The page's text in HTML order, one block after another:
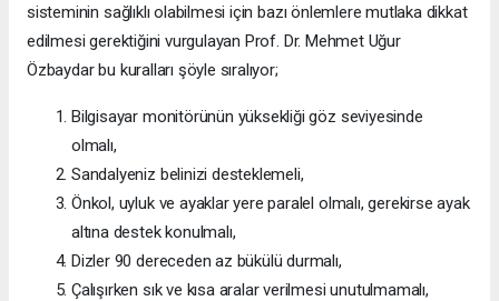
sisteminin sağlıklı olabilmesi için bazı önlemlere mutlaka dikkat
edilmesi gerektiğini vurgulayan Prof. Dr. Mehmet Uğur
Özbaydar bu kuralları şöyle sıralıyor;
Bilgisayar monitörünün yüksekliği göz seviyesinde
olmalı,
Sandalyeniz belinizi desteklemeli,
Önkol, uyluk ve ayaklar yere paralel olmalı, gerekirse ayak
altına destek konulmalı,
Dizler 90 dereceden az bükülü durmalı,
Çalışırken sık ve kısa aralar verilmesi unutulmamalı,